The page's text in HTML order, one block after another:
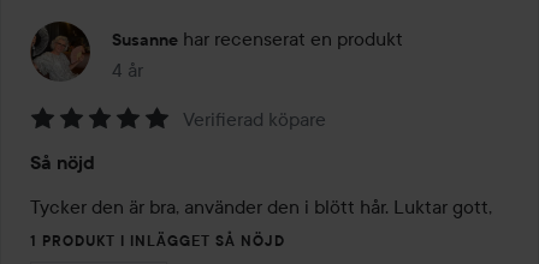
Susanne har recenserat en produkt
4 år
Inlägget skapades 4 år
5
av
5
Verifierad köpare
Så nöjd
Tycker den är bra, använder den i blött hår. Luktar gott,
1 PRODUKT I INLÄGGET SÅ NÖJD